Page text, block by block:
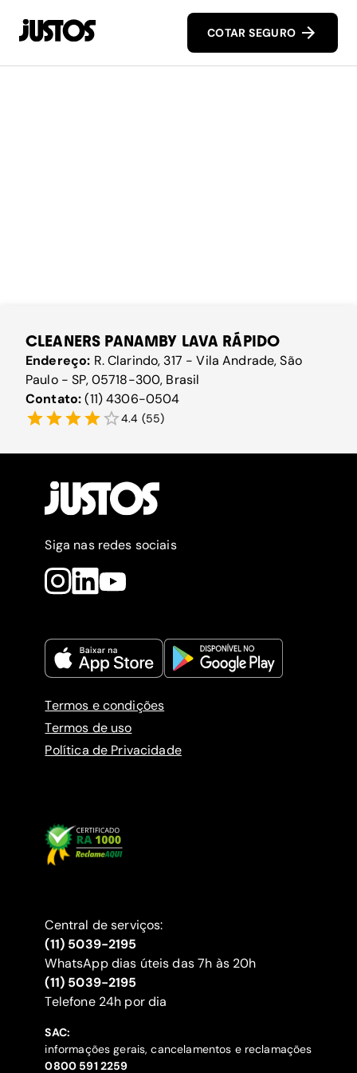
COTAR SEGURO
CLEANERS PANAMBY LAVA RÁPIDO
Endereço: R. Clarindo, 317 - Vila Andrade, São
Paulo - SP, 05718-300, Brasil
Contato:(11) 4306-0504
4.4 (55)
Siga nas redes sociais
Termos e condições
Termos de uso
Política de Privacidade
Central de serviços:
(11) 5039-2195
WhatsApp dias úteis das 7h às 20h
(11) 5039-2195
‍Telefone 24h por dia
SAC:
informações gerais, cancelamentos e reclamações
‍0800 591 2259